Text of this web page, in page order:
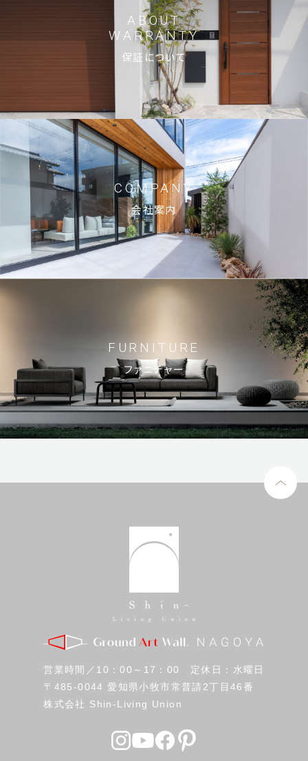
ABOUT
WARRANTY
保証について
COMPANY
会社案内
FURNITURE
ファニチャー
営業時間／10：00～17：00 定休日：水曜日
〒485-0044 愛知県小牧市常普請2丁目46番
株式会社 Shin-Living Union